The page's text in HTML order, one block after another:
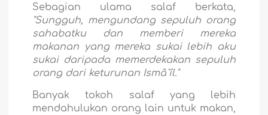
Sebagian ulama salaf berkata,
"Sungguh, mengundang sepuluh orang
sahabatku dan memberi mereka
makanan yang mereka sukai lebih aku
sukai daripada memerdekakan sepuluh
orang dari keturunan Ismâ`îl."
Banyak tokoh salaf yang lebih
mendahulukan orang lain untuk makan,